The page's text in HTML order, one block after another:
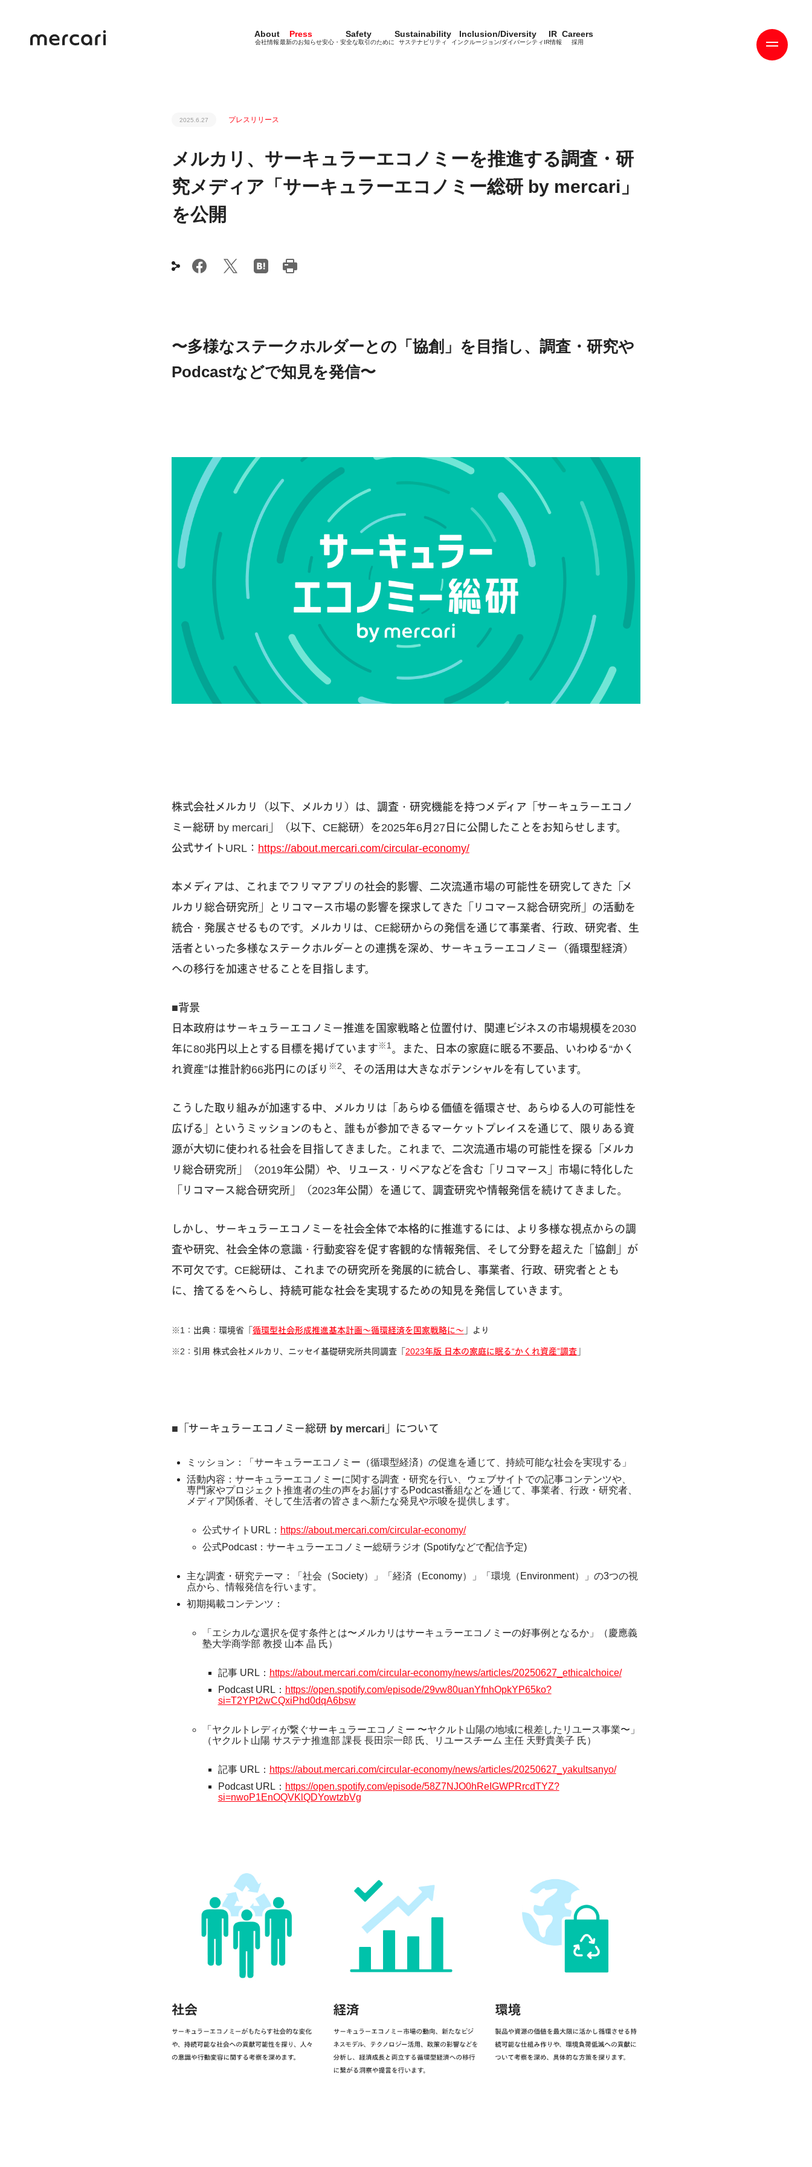
About
会社情報
Press
最新のお知らせ
Safety
安心・安全な取引のために
Sustainability
サステナビリティ
Inclusion/Diversity
インクルージョン/ダイバーシティ
IR
IR情報
Careers
採用
2025.6.27 プレスリリース
メルカリ、サーキュラーエコノミーを推進する調査・研
究メディア「サーキュラーエコノミー総研 by mercari」
を公開
〜多様なステークホルダーとの「協創」を目指し、調査・研究や
Podcastなどで知見を発信〜
株式会社メルカリ（以下、メルカリ）は、調査・研究機能を持つメディア「サーキュラーエコノ
ミー総研 by mercari」（以下、CE総研）を2025年6月27日に公開したことをお知らせします。
公式サイトURL： https://about.mercari.com/circular-economy/
本メディアは、これまでフリマアプリの社会的影響、二次流通市場の可能性を研究してきた「メ
ルカリ総合研究所」とリコマース市場の影響を探求してきた「リコマース総合研究所」の活動を
統合・発展させるものです。メルカリは、CE総研からの発信を通じて事業者、行政、研究者、生
活者といった多様なステークホルダーとの連携を深め、サーキュラーエコノミー（循環型経済）
への移行を加速させることを目指します。
■背景
日本政府はサーキュラーエコノミー推進を国家戦略と位置付け、関連ビジネスの市場規模を2030
年に80兆円以上とする目標を掲げています ※1 。また、日本の家庭に眠る不要品、いわゆる“かく
れ資産”は推計約66兆円にのぼり ※2、その活用は大きなポテンシャルを有しています。
こうした取り組みが加速する中、メルカリは「あらゆる価値を循環させ、あらゆる人の可能性を
広げる」というミッションのもと、誰もが参加できるマーケットプレイスを通じて、限りある資
源が大切に使われる社会を目指してきました。これまで、二次流通市場の可能性を探る「メルカ
リ総合研究所」（2019年公開）や、リユース・リペアなどを含む「リコマース」市場に特化した
「リコマース総合研究所」（2023年公開）を通じて、調査研究や情報発信を続けてきました。
しかし、サーキュラーエコノミーを社会全体で本格的に推進するには、より多様な視点からの調
査や研究、社会全体の意識・行動変容を促す客観的な情報発信、そして分野を超えた「協創」が
不可欠です。CE総研は、これまでの研究所を発展的に統合し、事業者、行政、研究者ととも
に、捨てるをへらし、持続可能な社会を実現するための知見を発信していきます。
※1：出典：環境省「循環型社会形成推進基本計画～循環経済を国家戦略に～ 」より
※2：引用 株式会社メルカリ、ニッセイ基礎研究所共同調査「2023年版 日本の家庭に眠る“かくれ資産”調査」
■「サーキュラーエコノミー総研 by mercari」について
ミッション：「サーキュラーエコノミー（循環型経済）の促進を通じて、持続可能な社会を実現する」
活動内容：サーキュラーエコノミーに関する調査・研究を行い、ウェブサイトでの記事コンテンツや、
専門家やプロジェクト推進者の生の声をお届けするPodcast番組などを通じて、事業者、行政・研究者、
メディア関係者、そして生活者の皆さまへ新たな発見や示唆を提供します。
公式サイトURL： https://about.mercari.com/circular-economy/
公式Podcast：サーキュラーエコノミー総研ラジオ (Spotifyなどで配信予定)
主な調査・研究テーマ：「社会（Society）」「経済（Economy）」「環境（Environment）」の3つの視
点から、情報発信を行います。
初期掲載コンテンツ：
「エシカルな選択を促す条件とは〜メルカリはサーキュラーエコノミーの好事例となるか」（慶應義
塾大学商学部 教授 山本 晶 氏）
記事 URL： https://about.mercari.com/circular-economy/news/articles/20250627_ethicalchoice/
Podcast URL： https://open.spotify.com/episode/29vw80uanYfnhOpkYP65ko?
si=T2YPt2wCQxiPhd0dqA6bsw
「ヤクルトレディが繋ぐサーキュラーエコノミー 〜ヤクルト山陽の地域に根差したリユース事業〜」
（ヤクルト山陽 サステナ推進部 課長 長田宗一郎 氏、リユースチーム 主任 天野貴美子 氏）
記事 URL： https://about.mercari.com/circular-economy/news/articles/20250627_yakultsanyo/
Podcast URL： https://open.spotify.com/episode/58Z7NJO0hReIGWPRrcdTYZ?
si=nwoP1EnOQVKlQDYowtzbVg